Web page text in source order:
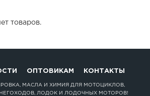
товаров.
ОПТОВИКАМ КОНТАКТЫ
МАСЛА И ХИМИЯ ДЛЯ МОТОЦИКЛОВ,
ЛОДОК И ЛОДОЧНЫХ МОТОРОВ!